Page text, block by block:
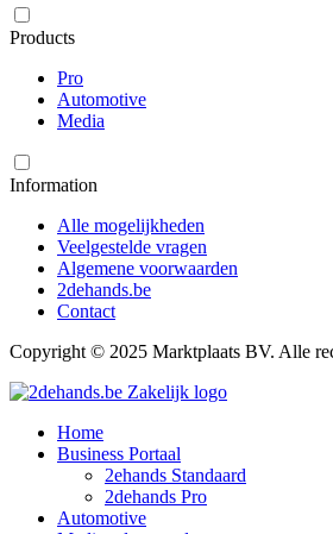
Products
Pro
Automotive
Media
Information
Alle mogelijkheden
Veelgestelde vragen
Algemene voorwaarden
2dehands.be
Contact
Copyright © 2025 Marktplaats BV. Alle
Home
Business Portaal
2ehands Standaard
2dehands Pro
Automotive